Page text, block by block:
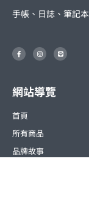
手帳、日誌、筆記本
F
a
c
k
-
I
n
s
r
a
m
L
i
n
網站導覽
首頁
所有商品
品牌故事